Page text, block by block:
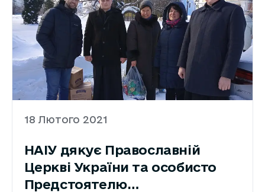
18 Лютого 2021
НАІУ дякує Православній
Церкві України та особисто
Предстоятелю